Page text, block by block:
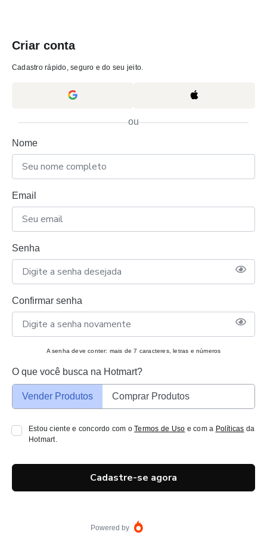
Criar conta
Cadastro rápido, seguro e do seu jeito.
ou
Nome
Email
Senha
Confirmar senha
A senha deve conter: mais de 7 caracteres, letras e números
O que você busca na Hotmart?
Vender Produtos Comprar Produtos
Estou ciente e concordo com oTermos de Uso e com a Políticas da
Hotmart.
Cadastre-se agora
Powered by